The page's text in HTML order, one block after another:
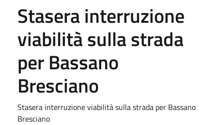
Stasera interruzione
viabilità sulla strada
per Bassano
Bresciano
Stasera interruzione viabilità sulla strada per Bassano
Bresciano